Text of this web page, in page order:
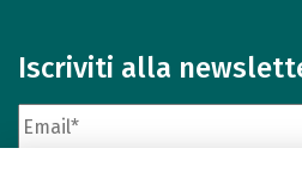
Iscriviti alla